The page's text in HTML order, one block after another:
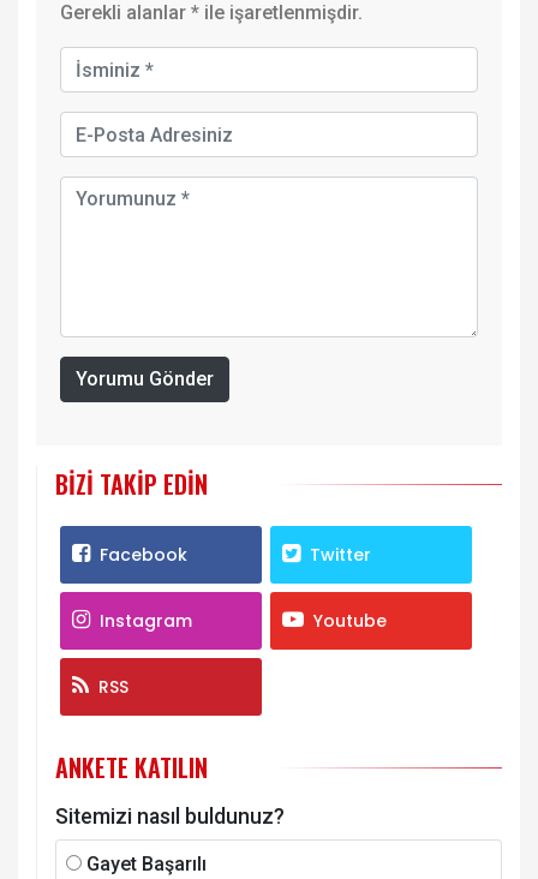
Gerekli alanlar * ile işaretlenmişdir.
Yorumu Gönder
BIZI TAKIP EDIN
Facebook Twitter
Instagram Youtube
RSS
ANKETE KATILIN
Sitemizi nasıl buldunuz?
Gayet Başarılı